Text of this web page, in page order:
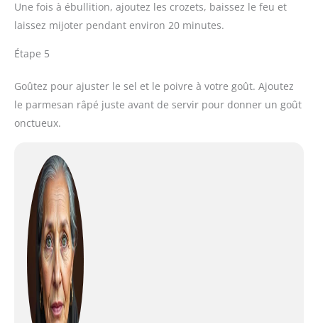
Une fois à ébullition, ajoutez les crozets, baissez le feu et
laissez mijoter pendant environ 20 minutes.
Étape 5
Goûtez pour ajuster le sel et le poivre à votre goût. Ajoutez
le parmesan râpé juste avant de servir pour donner un goût
onctueux.